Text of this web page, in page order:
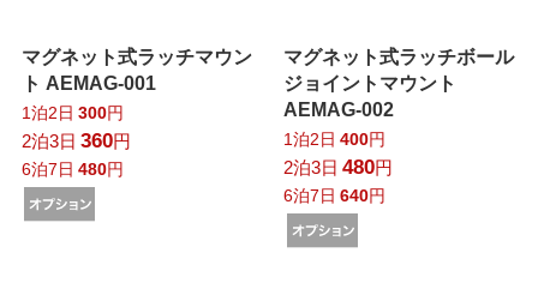
マグネット式ラッチマウン
ト AEMAG-001
1泊2日 300円
2泊3日 360円
6泊7日 480円
マグネット式ラッチボール
ジョイントマウント
AEMAG-002
1泊2日 400円
2泊3日 480円
6泊7日 640円